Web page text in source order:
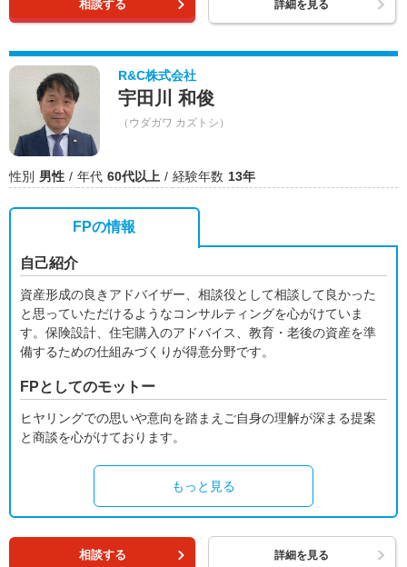
相談する 詳細を見る
R&C株式会社
宇田川 和俊
（ウダガワ カズトシ）
性別 男性 年代 60代以上 経験年数 13年
FPの情報
自己紹介
資産形成の良きアドバイザー、相談役として相談して良かった
と思っていただけるようなコンサルティングを心がけていま
す。保険設計、住宅購入のアドバイス、教育・老後の資産を準
備するための仕組みづくりが得意分野です。
FPとしてのモットー
ヒヤリングでの思いや意向を踏まえご自身の理解が深まる提案
と商談を心がけております。
もっと見る
相談する 詳細を見る